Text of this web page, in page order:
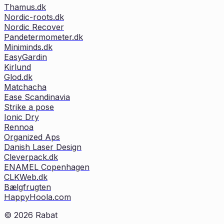
Thamus.dk
Nordic-roots.dk
Nordic Recover
Pandetermometer.dk
Miniminds.dk
EasyGardin
Kirlund
Glod.dk
Matchacha
Ease Scandinavia
Strike a pose
Ionic Dry
Rennoa
Organized Aps
Danish Laser Design
Cleverpack.dk
ENAMEL Copenhagen
CLKWeb.dk
Bælgfrugten
HappyHoola.com
© 2026 Rabat